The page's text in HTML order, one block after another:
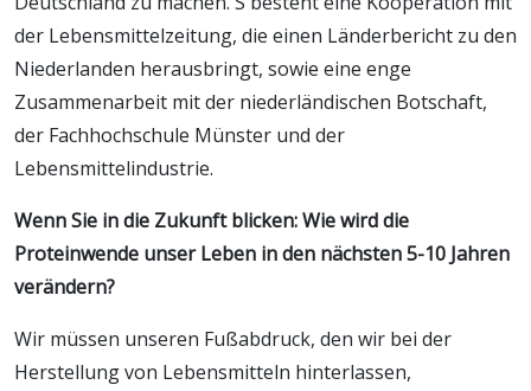
der Lebensmittelzeitung, die einen Länderbericht zu den
Niederlanden herausbringt, sowie eine enge
Zusammenarbeit mit der niederländischen Botschaft,
der Fachhochschule Münster und der
Lebensmittelindustrie.
Wenn Sie in die Zukunft blicken: Wie wird die
Proteinwende unser Leben in den nächsten 5-10 Jahren
verändern?
Wir müssen unseren Fußabdruck, den wir bei der
Herstellung von Lebensmitteln hinterlassen,